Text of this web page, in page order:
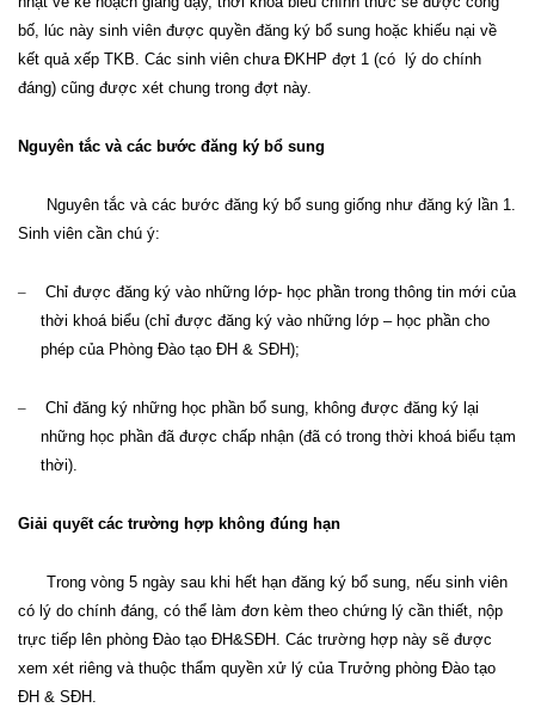
bố , lúc này sinh viên được quyền đăng ký bổ sung hoặc khiếu nại về
kết quả xếp TKB . Các sinh viên chưa ĐKHP đợt 1 (có
lý do chính
đáng) cũng được xét chung trong đợt này.
Nguyên tắc và các bước đăng ký bổ sung
Nguyên tắc và các bước đăng ký bổ sung giống như đăng ký lần 1.
Sinh viên cần chú ý:
–
Chỉ được đăng ký vào những lớp- học phần trong thông tin mới của
thời khoá biểu (chỉ được đăng ký vào những lớp – học phần cho
phép của P hòng Đào tạo ĐH & SĐH);
–
Chỉ đăng ký những học phần bổ sung, không được đăng ký lại
những học phần đã được chấp nhận (đã có trong thời khoá biểu tạm
thời).
Giải quyết các trường hợp không đúng hạn
Trong vòng 5 ngày sau khi hết hạn đăng ký bổ sung, nếu sinh viên
có lý do chính đáng, có thể làm đơn kèm theo chứng lý cần thiết, nộp
trực tiếp lên phòng Đào tạo ĐH&SĐH. Các trường hợp này sẽ được
xem xét riêng và thuộc thẩm quyền xử lý của Trưởng phòng Đào tạo
ĐH & SĐH.